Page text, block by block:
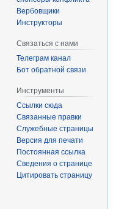
‏‎Вербовщики
Инструкторы
Связаться с нами
Телеграм канал
Бот обратной связи
Инструменты
Ссылки сюда
Связанные правки
Служебные страницы
Версия для печати
Постоянная ссылка
Сведения о странице
Цитировать страницу